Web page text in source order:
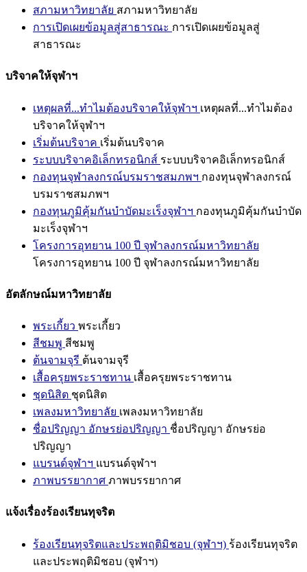
สภามหาวิทยาลัย สภามหาวิทยาลัย
การเปิดเผยข้อมูลสู่สาธารณะ การเปิดเผยข้อมูลสู่
สาธารณะ
บริจาคให้จุฬาฯ
เหตุผลที่...ทำไมต้องบริจาคให้จุฬาฯ เหตุผลที่...ทำไมต้อง
บริจาคให้จุฬาฯ
เริ่มต้นบริจาค เริ่มต้นบริจาค
ระบบบริจาคอิเล็กทรอนิกส์ ระบบบริจาคอิเล็กทรอนิกส์
กองทุนจุฬาลงกรณ์บรมราชสมภพฯ กองทุนจุฬาลงกรณ์
บรมราชสมภพฯ
กองทุนภูมิคุ้มกันบำบัดมะเร็งจุฬาฯ กองทุนภูมิคุ้มกันบำบัด
มะเร็งจุฬาฯ
โครงการอุทยาน 100 ปี จุฬาลงกรณ์มหาวิทยาลัย
โครงการอุทยาน 100 ปี จุฬาลงกรณ์มหาวิทยาลัย
อัตลักษณ์มหาวิทยาลัย
พระเกี้ยว พระเกี้ยว
สีชมพู สีชมพู
ต้นจามจุรี ต้นจามจุรี
เสื้อครุยพระราชทาน เสื้อครุยพระราชทาน
ชุดนิสิต ชุดนิสิต
เพลงมหาวิทยาลัย เพลงมหาวิทยาลัย
ชื่อปริญญา อักษรย่อปริญญา ชื่อปริญญา อักษรย่อ
ปริญญา
แบรนด์จุฬาฯ แบรนด์จุฬาฯ
ภาพบรรยากาศ ภาพบรรยากาศ
แจ้งเรื่องร้องเรียนทุจริต
ร้องเรียนทุจริตและประพฤติมิชอบ (จุฬาฯ) ร้องเรียนทุจริต
และประพฤติมิชอบ (จุฬาฯ)